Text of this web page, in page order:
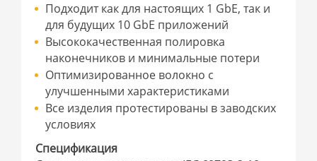
Подходит как для настоящих 1 GbE, так и
для будущих 10 GbE приложений
Высококачественная полировка
наконечников и минимальные потери
Оптимизированное волокно с
улучшенными характеристиками
Все изделия протестированы в заводских
условиях
Спецификация